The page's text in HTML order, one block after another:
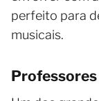
perfeito para
musicais.